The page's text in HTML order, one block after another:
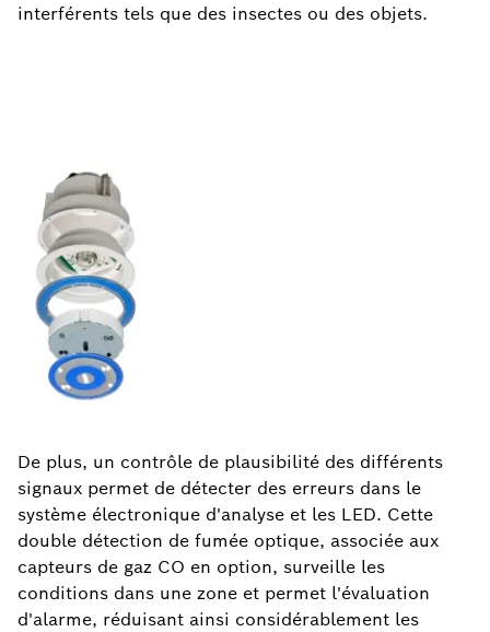
interférents tels que des insectes ou des objets.
De plus, un contrôle de plausibilité des différents
signaux permet de détecter des erreurs dans le
système électronique d'analyse et les LED. Cette
double détection de fumée optique, associée aux
capteurs de gaz CO en option, surveille les
conditions dans une zone et permet l'évaluation
d'alarme, réduisant ainsi considérablement les